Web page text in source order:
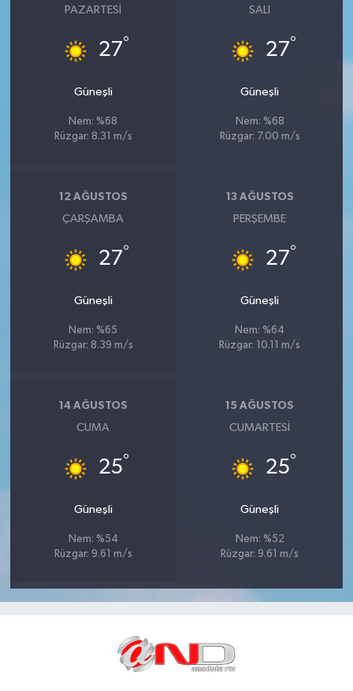
PAZARTESI
27°
Güneşli
Nem: %68
Rüzgar: 8.31 m/s
SALI
27°
Güneşli
Nem: %68
Rüzgar: 7.00 m/s
12 AĞUSTOS
ÇARŞAMBA
27°
Güneşli
Nem: %65
Rüzgar: 8.39 m/s
13 AĞUSTOS
PERŞEMBE
27°
Güneşli
Nem: %64
Rüzgar: 10.11 m/s
14 AĞUSTOS
CUMA
25°
Güneşli
Nem: %54
Rüzgar: 9.61 m/s
15 AĞUSTOS
CUMARTESI
25°
Güneşli
Nem: %52
Rüzgar: 9.61 m/s